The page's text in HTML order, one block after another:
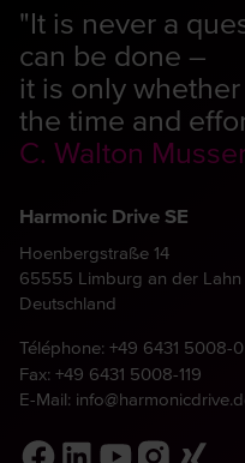
"It is never a
can be done –
it is only
the time and
C. Walton
Harmonic Drive SE
Hoenbergstraße 14
65555 Limburg an der Lahn
Deutschland
Téléphone: +49 6431 5008-0
Fax: +49 6431 5008-119
E-Mail: